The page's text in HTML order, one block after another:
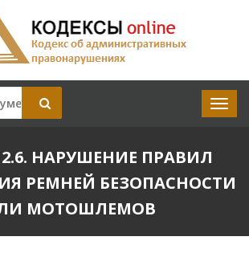
НАРУШЕНИЕ ПРАВИЛ
РЕМНЕЙ БЕЗОПАСНОСТИ
МОТОШЛЕМОВ